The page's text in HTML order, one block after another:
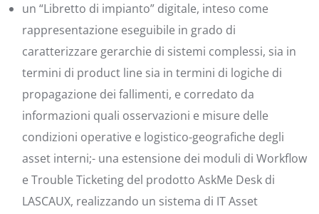
un “Libretto di impianto” digitale, inteso come
rappresentazione eseguibile in grado di
caratterizzare gerarchie di sistemi complessi, sia in
termini di product line sia in termini di logiche di
propagazione dei fallimenti, e corredato da
informazioni quali osservazioni e misure delle
condizioni operative e logistico-geografiche degli
asset interni;- una estensione dei moduli di Workflow
e Trouble Ticketing del prodotto AskMe Desk di
LASCAUX, realizzando un sistema di IT Asset